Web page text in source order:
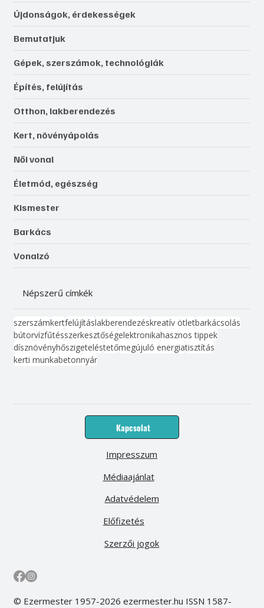
Újdonságok, érdekességek
Bemutatjuk
Gépek, szerszámok, technológiák
Építés, felújítás
Otthon, lakberendezés
Kert, növényápolás
Női vonal
Életmód, egészség
Kismester
Barkács
Vonalzó
Népszerű címkék
szerszámkertfelújításlakberendezéskreatív ötletbarkácsolás
bútorvízfűtésszerkesztőségelektronikahasznos tippek
dísznövényhőszigeteléstetőmegújuló energiatisztítás
kerti munkabetonnyár
Kapcsolat
Médiaajánlat
Előfizetés
Impresszum
Adatvédelem
Szerzői jogok
© Ezermester 1957-2026 ezermester.hu ISSN 1587-